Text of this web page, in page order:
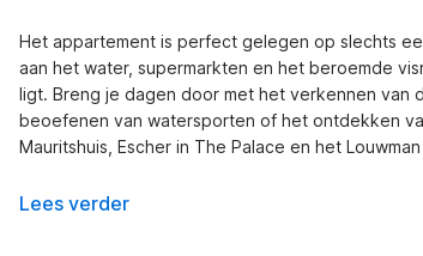
Het appartement is perfect gelegen op slechts
aan het water, supermarkten en het beroemde
ligt. Breng je dagen door met het verkennen van
beoefenen van watersporten of het ontdekken
Mauritshuis, Escher in The Palace en het
Lees verder